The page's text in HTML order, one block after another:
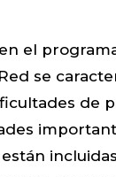
el
se
de